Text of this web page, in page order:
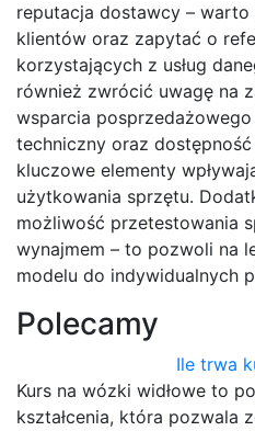
reputacja dostawcy –
klientów oraz zapytać o
korzystających z usług
również zwrócić uwagę na
wsparcia
techniczny oraz
kluczowe elementy
użytkowania sprzętu.
możliwość przetestowania
wynajmem – to pozwoli na
modelu do indywidualnych
Polecamy
Ile trwa
Kurs na wózki widłowe to
kształcenia, która pozwala